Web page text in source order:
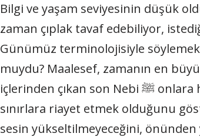
Bilgi ve yaşam seviyesinin düşük
zaman çıplak tavaf edebiliyor,
Günümüz terminolojisiyle
muydu? Maalesef, zamanın en
içlerinden çıkan son Nebi ﷺ onlara her istediklerini yapmanın özgürlük olmadığını, asıl özgürlüğün çizilen
sınırlara riayet etmek olduğunu
sesin yükseltilmeyeceğini, önünden